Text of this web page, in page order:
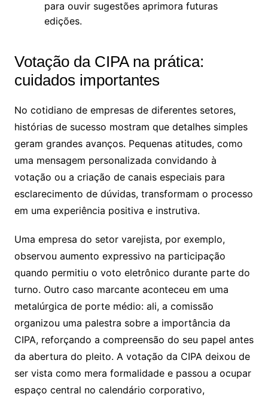
para ouvir sugestões aprimora futuras
edições.
Votação da CIPA na prática:
cuidados importantes
No cotidiano de empresas de diferentes setores,
histórias de sucesso mostram que detalhes simples
geram grandes avanços. Pequenas atitudes, como
uma mensagem personalizada convidando à
votação ou a criação de canais especiais para
esclarecimento de dúvidas, transformam o processo
em uma experiência positiva e instrutiva.
Uma empresa do setor varejista, por exemplo,
observou aumento expressivo na participação
quando permitiu o voto eletrônico durante parte do
turno. Outro caso marcante aconteceu em uma
metalúrgica de porte médio: ali, a comissão
organizou uma palestra sobre a importância da
CIPA, reforçando a compreensão do seu papel antes
da abertura do pleito. A votação da CIPA deixou de
ser vista como mera formalidade e passou a ocupar
espaço central no calendário corporativo,